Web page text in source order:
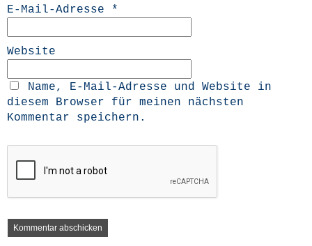
E-Mail-Adresse *
Website
Name, E-Mail-Adresse und Website in
diesem Browser für meinen nächsten
Kommentar speichern.